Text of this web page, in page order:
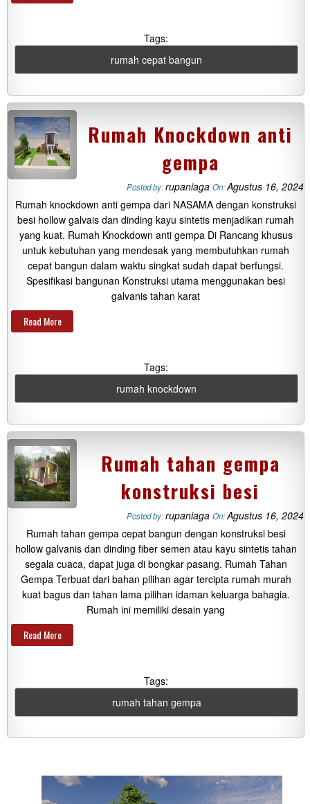
Tags:
rumah cepat bangun
Rumah Knockdown anti
gempa
Posted by:rupaniaga On:Agustus 16, 2024
Rumah knockdown anti gempa dari NASAMA dengan konstruksi
besi hollow galvais dan dinding kayu sintetis menjadikan rumah
yang kuat. Rumah Knockdown anti gempa Di Rancang khusus
untuk kebutuhan yang mendesak yang membutuhkan rumah
cepat bangun dalam waktu singkat sudah dapat berfungsi.
Spesifikasi bangunan Konstruksi utama menggunakan besi
galvanis tahan karat
Read More
Tags:
rumah knockdown
Rumah tahan gempa
konstruksi besi
Posted by:rupaniaga On:Agustus 16, 2024
Rumah tahan gempa cepat bangun dengan konstruksi besi
hollow galvanis dan dinding fiber semen atau kayu sintetis tahan
segala cuaca, dapat juga di bongkar pasang. Rumah Tahan
Gempa Terbuat dari bahan pilihan agar tercipta rumah murah
kuat bagus dan tahan lama pilihan idaman keluarga bahagia.
Rumah ini memiliki desain yang
Read More
Tags:
rumah tahan gempa